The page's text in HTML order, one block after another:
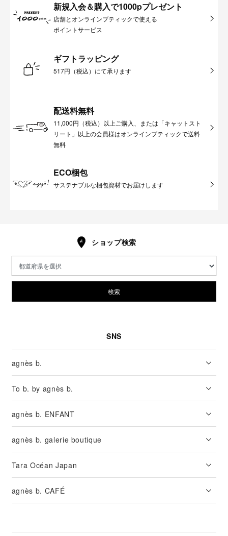
新規入会＆購入で1000pプレゼント
店舗とオンラインブティックで使える
ポイントサービス
ギフトラッピング
517円（税込）にて承ります
配送料無料
11,000円（税込）以上ご購入、または「キャットスト
リート」以上の会員様はオンラインブティックで送料
無料
ECO梱包
サステナブルな梱包資材でお届けします
ショップ検索
検索
SNS
agnès b.
To b. by agnès b.
agnès b. ENFANT
agnès b. galerie boutique
Tara Océan Japan
agnès b. CAFÉ